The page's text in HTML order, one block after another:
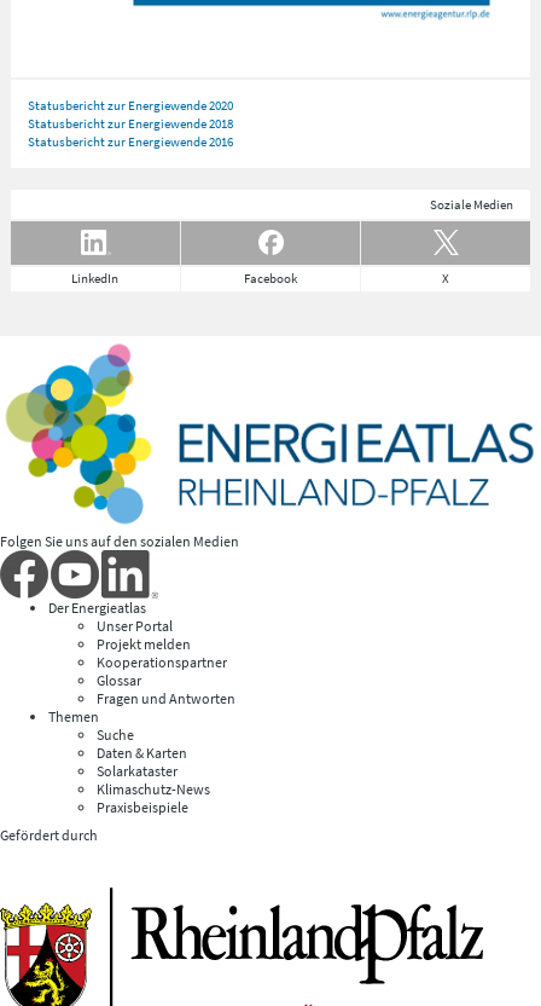
Statusbericht zur Energiewende 2020
Statusbericht zur Energiewende 2018
Statusbericht zur Energiewende 2016
Soziale Medien
LinkedIn Facebook X
Folgen Sie uns auf den sozialen Medien
Der Energieatlas
Unser Portal
Projekt melden
Kooperationspartner
Glossar
Fragen und Antworten
Themen
Suche
Daten & Karten
Solarkataster
Klimaschutz-News
Praxisbeispiele
Gefördert durch